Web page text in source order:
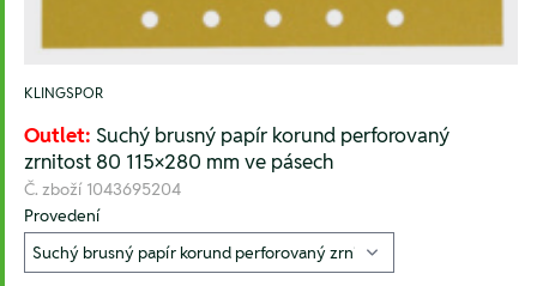
KLINGSPOR
Outlet: Suchý brusný papír korund perforovaný
zrnitost 80 115×280 mm ve pásech
Č. zboží 1043695204
Provedení